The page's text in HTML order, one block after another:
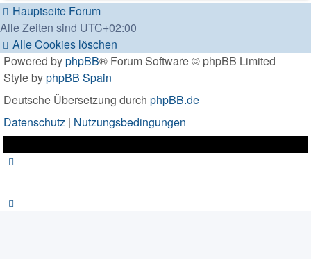
Hauptseite Forum
Alle Zeiten sind UTC+02:00
Alle Cookies löschen
Powered byphpBB® Forum Software © phpBB Limited
Style byphpBB Spain
Deutsche Übersetzung durch phpBB.de
Datenschutz | Nutzungsbedingungen